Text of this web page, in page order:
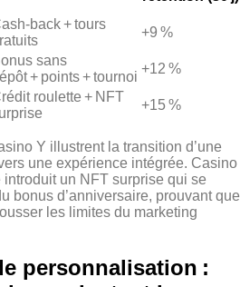
+ tours
+9 %
sans
+ points + tournoi
+12 %
roulette + NFT
+15 %
Y illustrent la transition d’une
une expérience intégrée. Casino
un NFT surprise qui se
bonus d’anniversaire, prouvant que
les limites du marketing
personnalisation :